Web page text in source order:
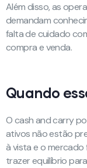
Além disso, as
demandam
falta de cuidado
compra e venda.
Quando
O cash and carry
ativos não estão
à vista e o
trazer equilíbrio